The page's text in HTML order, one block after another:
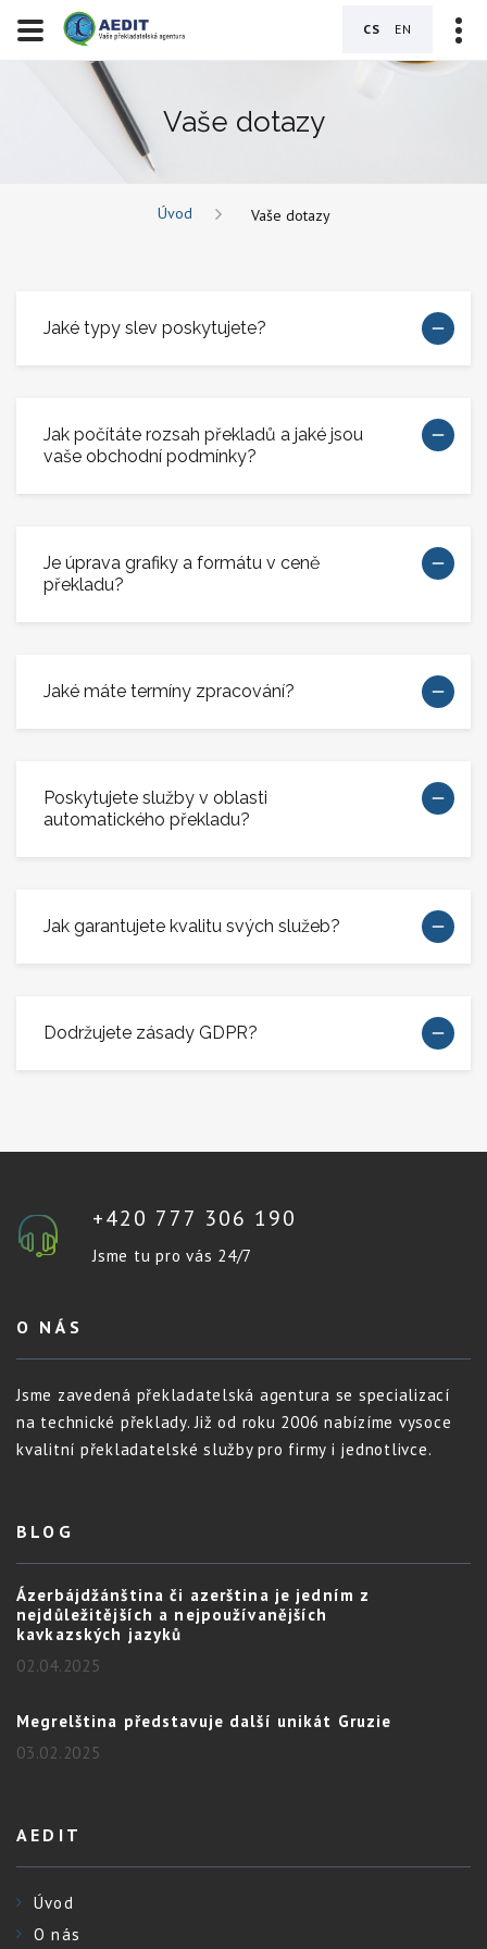
CS EN
Vaše dotazy
Úvod Vaše dotazy
Jaké typy slev poskytujete?
Jak počítáte rozsah překladů a jaké jsou
vaše obchodní podmínky?
Je úprava grafiky a formátu v ceně
překladu?
Jaké máte termíny zpracování?
Poskytujete služby v oblasti
automatického překladu?
Jak garantujete kvalitu svých služeb?
Dodržujete zásady GDPR?
+420 777 306 190
Jsme tu pro vás 24/7
O NÁS
Jsme zavedená překladatelská agentura se specializací
na technické překlady. Již od roku 2006 nabízíme vysoce
kvalitní překladatelské služby pro firmy i jednotlivce.
BLOG
Ázerbájdžánština či azerština je jedním z
nejdůležitějších a nejpoužívanějších
kavkazských jazyků
02.04.2025
Megrelština představuje další unikát Gruzie
03.02.2025
AEDIT
Úvod
O nás